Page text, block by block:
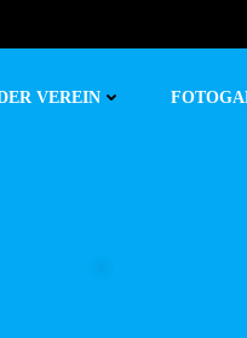
VEREIN